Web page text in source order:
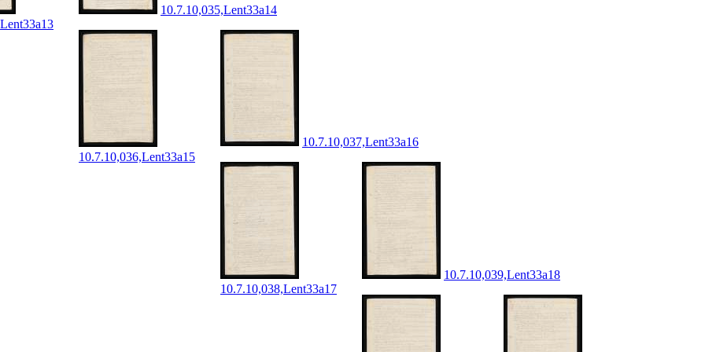
10.7.10,035,Lent33a14
10.7.10,036,Lent33a15
10.7.10,037,Lent33a16
10.7.10,038,Lent33a17
10.7.10,039,Lent33a18